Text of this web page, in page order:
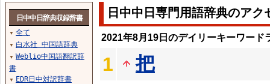
日中中日専門用語辞典のアク
2021年8月19日のデイリーキーワード
1
把
日中中日辞典収録辞書
▼ 全て
▼ 白水社 中国語辞典
▼ Weblio中国語翻訳辞
書
▼ EDR日中対訳辞書